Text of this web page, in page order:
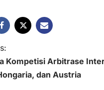
Kompetisi Arbitrase
dan Austria